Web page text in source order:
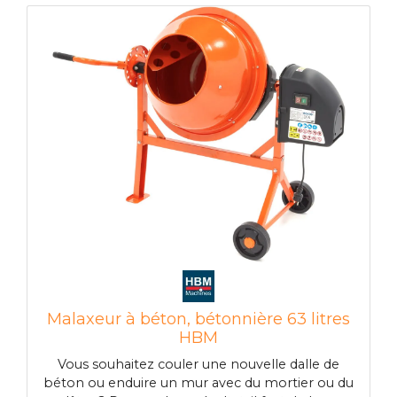
La gâchette verrouillable réduit la fatigue de l?
utilisateur lors des coupes répétées Profondeur
de coupe ajustable, pour une maîtrise total de
l?utilisateur. Réglage rapide pour la profondeur
de coupe et l?ajustement des coupes biaises
Charbons facilement accessibles pour une
maintenance simple et rapide Caractéristiques
techniques Puissance absorbée 1300 Watts
Puissance utile 800 Watts Diametre du disque
110 mm Taille de l?alésage 20 mm Vitesse a vide
13000 tr/min Profondeur de coupe 34 mm
Poids 3.0 kg Equipement standard Disque
diamant de 110mm pour découpe a sec ou a
eau Tuyau d?alimentation d?eau Accessoires
pour le changement des disques>
Malaxeur à béton, bétonnière 63 litres
HBM
Vous souhaitez couler une nouvelle dalle de
béton ou enduire un mur avec du mortier ou du